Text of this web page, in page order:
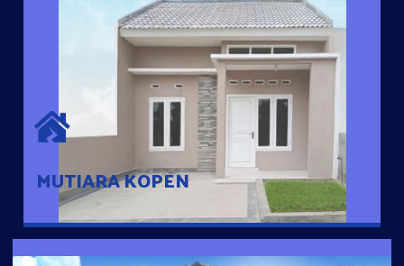
MUTIARA KOPEN
MUTIARA KOPEN
Hunian nyaman dengan suasana pedesaan. 10 menit dari pusat
kota, 2 menit dari Ring Road